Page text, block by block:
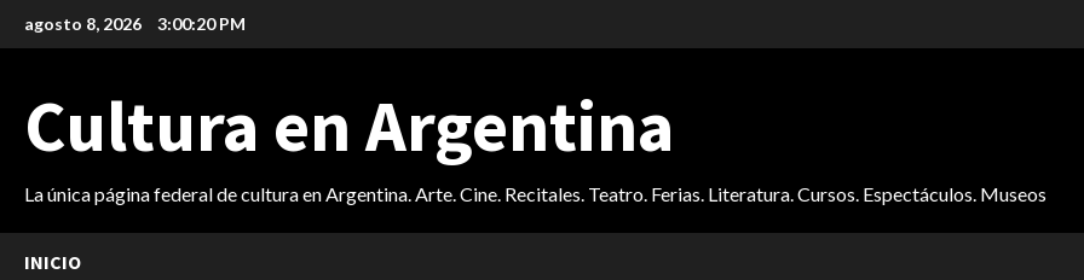
al
agosto 8, 2026 3:00:21 PM
Cultura en Argentina
La única página federal de cultura en Argentina. Arte. Cine. Recitales. Teatro. Ferias. Literatura. Cursos. Espectáculos. Museos
INICIO